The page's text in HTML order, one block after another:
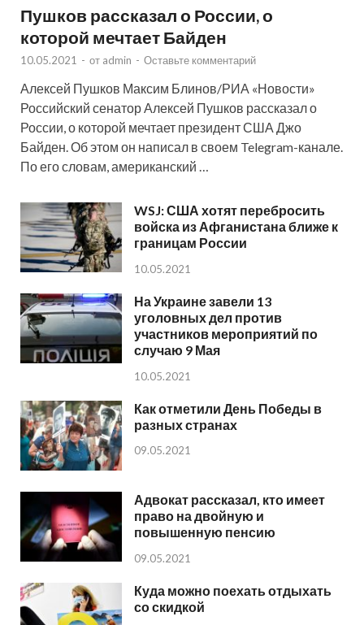
Пушков рассказал о России, о
которой мечтает Байден
10.05.2021 - от admin - Оставьте комментарий
Алексей Пушков Максим Блинов/РИА «Новости»
Российский сенатор Алексей Пушков рассказал о
России, о которой мечтает президент США Джо
Байден. Об этом он написал в своем Telegram-канале.
По его словам, американский …
WSJ: США хотят перебросить
войска из Афганистана ближе к
границам России
10.05.2021
На Украине завели 13
уголовных дел против
участников мероприятий по
случаю 9 Мая
10.05.2021
Как отметили День Победы в
разных странах
09.05.2021
Адвокат рассказал, кто имеет
право на двойную и
повышенную пенсию
09.05.2021
Куда можно поехать отдыхать
со скидкой